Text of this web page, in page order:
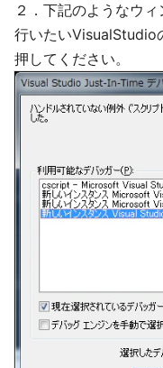
２．下記のようなウ
行いたいVisualStudio
押してください。